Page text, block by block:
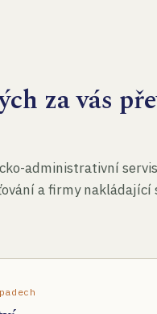
za vás
administrativní
a firmy nakládající